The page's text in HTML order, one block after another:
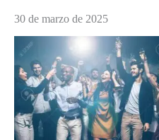
30 de marzo de 2025